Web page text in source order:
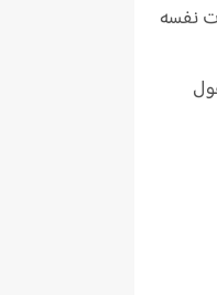
نفسه